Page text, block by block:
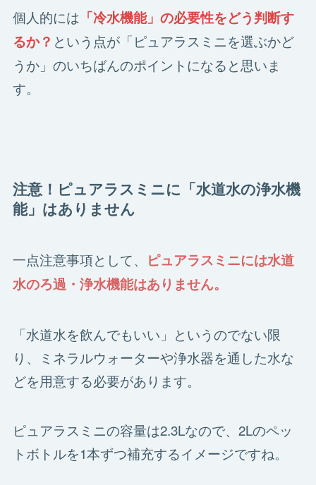
個人的には 「冷水機能」の必要性をどう判断す
るか？ という点が「ピュアラスミニを選ぶかど
うか」のいちばんのポイントになると思いま
す。
注意！ピュアラスミニに「水道水の浄水機
能」はありません
一点注意事項として、
ピュアラスミニには水道
水のろ過・浄水機能はありません。
「水道水を飲んでもいい」というのでない限
り、ミネラルウォーターや浄水器を通した水な
どを用意する必要があります。
ピュアラスミニの容量は2.3Lなので、2Lのペッ
トボトルを1本ずつ補充するイメージですね。